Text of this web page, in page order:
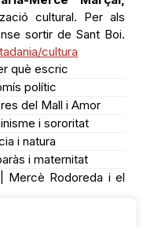
cultura
què escric
polític
del Mall i Amor
i sororitat
i natura
i maternitat
Rodoreda i el
Una vida, una mort
vuit punts de la ruta:
Maria-Mercè